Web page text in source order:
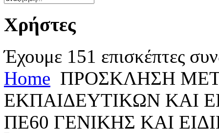
Χρήστες
Έχουμε 151 επισκέπτες
Home ΠΡΟΣΚΛΗΣΗ
ΕΚΠΑΙΔΕΥΤΙΚΩΝ ΚΑΙ
ΠΕ60 ΓΕΝΙΚΗΣ ΚΑΙ